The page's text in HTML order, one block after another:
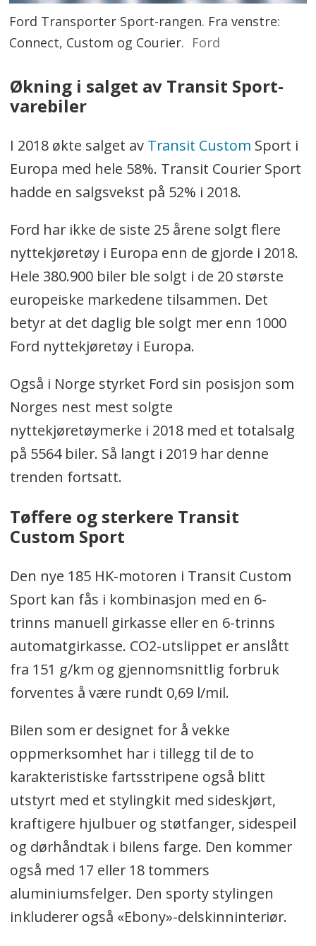
Ford Transporter Sport-rangen. Fra venstre:
Connect, Custom og Courier. Ford
Økning i salget av Transit Sport-
varebiler
I 2018 økte salget av Transit Custom Sport i
Europa med hele 58%. Transit Courier Sport
hadde en salgsvekst på 52% i 2018.
Ford har ikke de siste 25 årene solgt flere
nyttekjøretøy i Europa enn de gjorde i 2018.
Hele 380.900 biler ble solgt i de 20 største
europeiske markedene tilsammen. Det
betyr at det daglig ble solgt mer enn 1000
Ford nyttekjøretøy i Europa.
Også i Norge styrket Ford sin posisjon som
Norges nest mest solgte
nyttekjøretøymerke i 2018 med et totalsalg
på 5564 biler. Så langt i 2019 har denne
trenden fortsatt.
Tøffere og sterkere Transit
Custom Sport
Den nye 185 HK-motoren i Transit Custom
Sport kan fås i kombinasjon med en 6-
trinns manuell girkasse eller en 6-trinns
automatgirkasse. CO2-utslippet er anslått
fra 151 g/km og gjennomsnittlig forbruk
forventes å være rundt 0,69 l/mil.
Bilen som er designet for å vekke
oppmerksomhet har i tillegg til de to
karakteristiske fartsstripene også blitt
utstyrt med et stylingkit med sideskjørt,
kraftigere hjulbuer og støtfanger, sidespeil
og dørhåndtak i bilens farge. Den kommer
også med 17 eller 18 tommers
aluminiumsfelger. Den sporty stylingen
inkluderer også «Ebony»-delskinninteriør.